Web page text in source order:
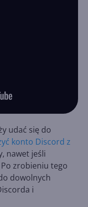
udać się do
konto Discord z
nawet jeśli
zrobieniu tego
dowolnych
i